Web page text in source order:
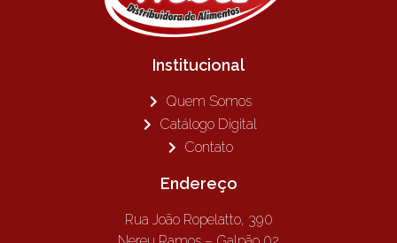
Institucional
Quem Somos
Catálogo Digital
Contato
Endereço
Rua João Ropelatto, 390